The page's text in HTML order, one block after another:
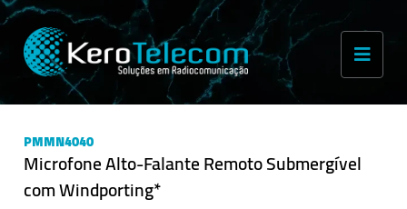
PMMN4040
Microfone Alto-Falante Remoto Submergível
com Windporting*